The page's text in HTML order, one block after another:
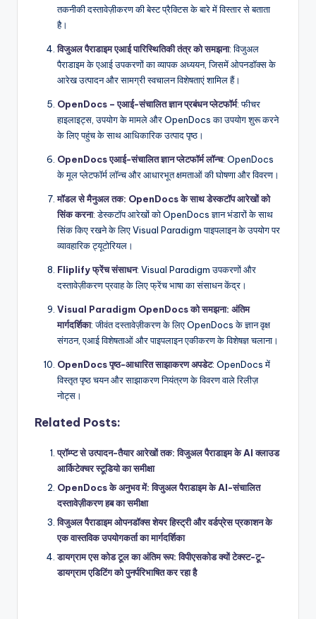
तकनीकी दस्तावेज़ीकरण की बेस्ट प्रैक्टिस के बारे में विस्तार से बताता
है।
विजुअल पैराडाइम एआई पारिस्थितिकी तंत्र को समझना: विजुअल
पैराडाइम के एआई उपकरणों का व्यापक अध्ययन, जिसमें ओपनडॉक्स के
आरेख उत्पादन और सामग्री स्वचालन विशेषताएं शामिल हैं।
OpenDocs – एआई-संचालित ज्ञान प्रबंधन प्लेटफॉर्म: फीचर
हाइलाइट्स, उपयोग के मामले और OpenDocs का उपयोग शुरू करने
के लिए पहुंच के साथ आधिकारिक उत्पाद पृष्ठ।
OpenDocs एआई-संचालित ज्ञान प्लेटफॉर्म लॉन्च: OpenDocs
के मूल प्लेटफॉर्म लॉन्च और आधारभूत क्षमताओं की घोषणा और विवरण।
मॉडल से मैनुअल तक: OpenDocs के साथ डेस्कटॉप आरेखों को
सिंक करना: डेस्कटॉप आरेखों को OpenDocs ज्ञान भंडारों के साथ
सिंक किए रखने के लिए Visual Paradigm पाइपलाइन के उपयोग पर
व्यावहारिक ट्यूटोरियल।
Fliplify फ्रेंच संसाधन: Visual Paradigm उपकरणों और
दस्तावेज़ीकरण प्रवाह के लिए फ्रेंच भाषा का संसाधन केंद्र।
Visual Paradigm OpenDocs को समझना: अंतिम
मार्गदर्शिका: जीवंत दस्तावेज़ीकरण के लिए OpenDocs के ज्ञान वृक्ष
संगठन, एआई विशेषताओं और पाइपलाइन एकीकरण के विशेषज्ञ चलाना।
OpenDocs पृष्ठ-आधारित साझाकरण अपडेट: OpenDocs में
विस्तृत पृष्ठ चयन और साझाकरण नियंत्रण के विवरण वाले रिलीज़
नोट्स।
Related Posts:
प्रॉम्प्ट से उत्पादन-तैयार आरेखों तक: विजुअल पैराडाइम के AI क्लाउड
आर्किटेक्चर स्टूडियो का समीक्षा
OpenDocs के अनुभव में: विजुअल पैराडाइम के AI-संचालित
दस्तावेज़ीकरण हब का समीक्षा
विजुअल पैराडाइम ओपनडॉक्स शेयर हिस्ट्री और वर्डप्रेस प्रकाशन के
एक वास्तविक उपयोगकर्ता का मार्गदर्शिका
डायग्राम एस कोड टूल का अंतिम रूप: विपीएसकोड क्यों टेक्स्ट-टू-
डायग्राम एडिटिंग को पुनर्परिभाषित कर रहा है